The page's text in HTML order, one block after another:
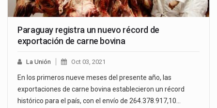
Paraguay registra un nuevo récord de
exportación de carne bovina
La Unión Oct 03, 2021
En los primeros nueve meses del presente año, las
exportaciones de carne bovina establecieron un récord
histórico para el país, con el envío de 264.378.917,10…